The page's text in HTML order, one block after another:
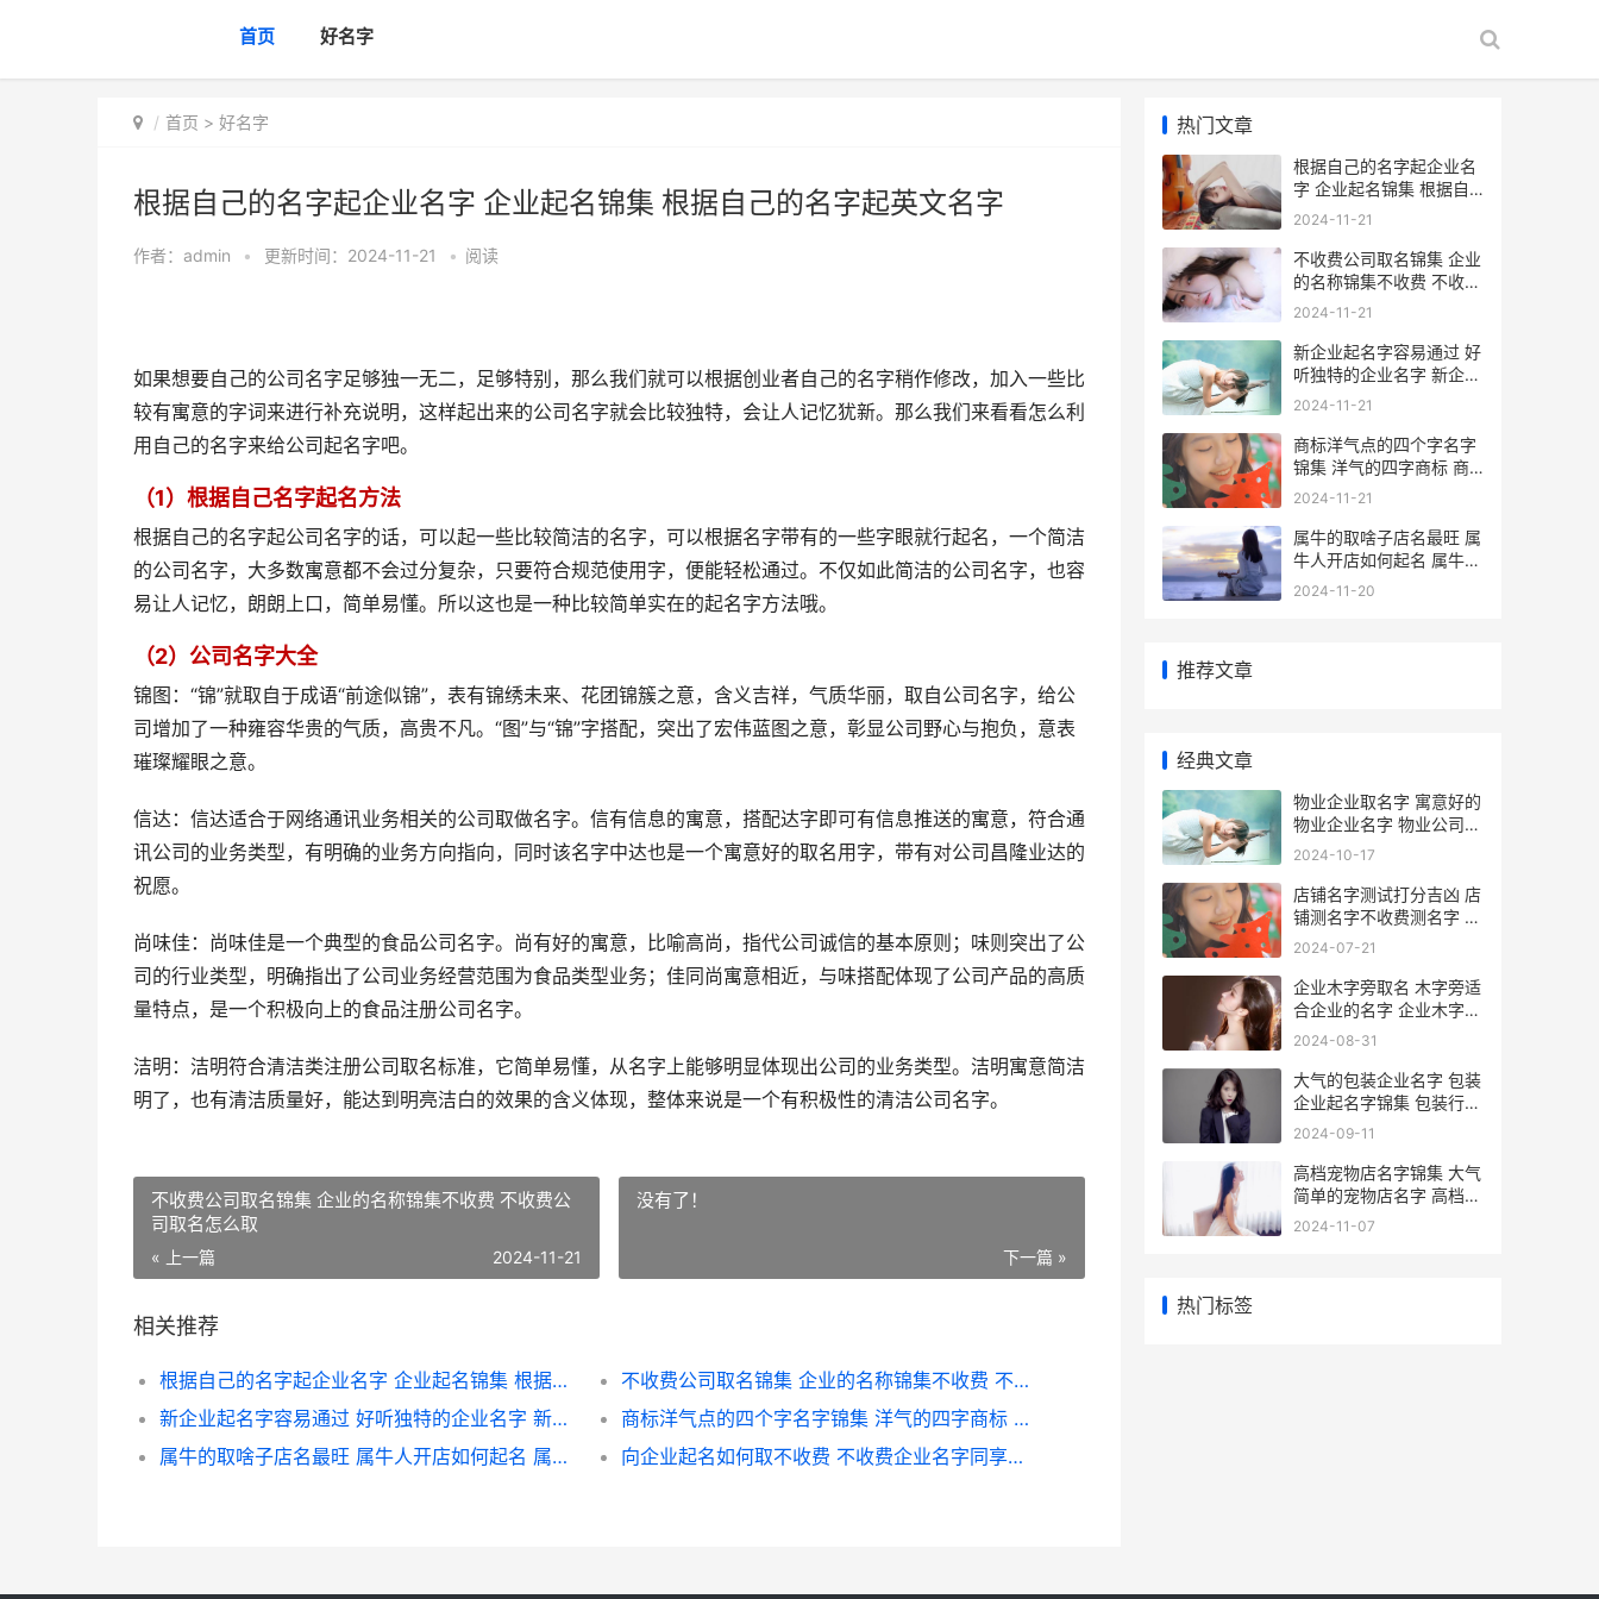
首页 好名字
首页 > 好名字
根据自己的名字起企业名字 企业起名锦集 根据自己的名字起英文名字
作者： admin • 更新时间：2024-11-21 • 阅读
如果想要自己的公司名字足够独一无二，足够特别，那么我们就可以根据创业者自己的名字稍作修改，加入一些比
较有寓意的字词来进行补充说明，这样起出来的公司名字就会比较独特，会让人记忆犹新。那么我们来看看怎么利
用自己的名字来给公司起名字吧。
（1）根据自己名字起名方法
根据自己的名字起公司名字的话，可以起一些比较简洁的名字，可以根据名字带有的一些字眼就行起名，一个简洁
的公司名字，大多数寓意都不会过分复杂，只要符合规范使用字，便能轻松通过。不仅如此简洁的公司名字，也容
易让人记忆，朗朗上口，简单易懂。所以这也是一种比较简单实在的起名字方法哦。
（2）公司名字大全
锦图：“锦”就取自于成语“前途似锦”，表有锦绣未来、花团锦簇之意，含义吉祥，气质华丽，取自公司名字，给公
司增加了一种雍容华贵的气质，高贵不凡。“图”与“锦”字搭配，突出了宏伟蓝图之意，彰显公司野心与抱负，意表
璀璨耀眼之意。
信达：信达适合于网络通讯业务相关的公司取做名字。信有信息的寓意，搭配达字即可有信息推送的寓意，符合通
讯公司的业务类型，有明确的业务方向指向，同时该名字中达也是一个寓意好的取名用字，带有对公司昌隆业达的
祝愿。
尚味佳：尚味佳是一个典型的食品公司名字。尚有好的寓意，比喻高尚，指代公司诚信的基本原则；味则突出了公
司的行业类型，明确指出了公司业务经营范围为食品类型业务；佳同尚寓意相近，与味搭配体现了公司产品的高质
量特点，是一个积极向上的食品注册公司名字。
洁明：洁明符合清洁类注册公司取名标准，它简单易懂，从名字上能够明显体现出公司的业务类型。洁明寓意简洁
明了，也有清洁质量好，能达到明亮洁白的效果的含义体现，整体来说是一个有积极性的清洁公司名字。
不收费公司取名锦集 企业的名称锦集不收费 不收费公
司取名怎么取
« 上一篇 2024-11-21
没有了！
下一篇 »
相关推荐
根据自己的名字起企业名字 企业起名锦集 根据自己的名字起英文名字
不收费公司取名锦集 企业的名称锦集不收费 不收费公司取名怎么取
新企业起名字容易通过 好听独特的企业名字 新企业起名字容易起吗
商标洋气点的四个字名字锦集 洋气的四字商标 商标洋气点的四字名字
属牛的取啥子店名最旺 属牛人开店如何起名 属牛开店取名
向企业起名如何取不收费 不收费企业名字同享锦集 如何给企业起名字
热门文章
根据自己的名字起企业名
字 企业起名锦集 根据自
己的名字起英文名字
2024-11-21
不收费公司取名锦集 企业
的名称锦集不收费 不收费
公司取名怎么取
2024-11-21
新企业起名字容易通过 好
听独特的企业名字 新企业
起名字容易起吗
2024-11-21
商标洋气点的四个字名字
锦集 洋气的四字商标 商
标洋气点的四字名字
2024-11-21
属牛的取啥子店名最旺 属
牛人开店如何起名 属牛开
店取名
2024-11-20
推荐文章
经典文章
物业企业取名字 寓意好的
物业企业名字 物业公司取
名字大全免费查询
2024-10-17
店铺名字测试打分吉凶 店
铺测名字不收费测名字 店
铺名字免费测
2024-07-21
企业木字旁取名 木字旁适
合企业的名字 企业木字旁
取名怎么取
2024-08-31
大气的包装企业名字 包装
企业起名字锦集 包装行业
领军企业
2024-09-11
高档宠物店名字锦集 大气
简单的宠物店名字 高档宠
物店名字大全英文
2024-11-07
热门标签